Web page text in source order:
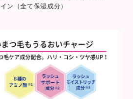
ン（全て保湿成分）